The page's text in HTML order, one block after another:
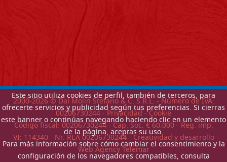
Este sitio utiliza cookies de perfil, también de terceros, para
ofrecerte servicios y publicidad según tus preferencias. Si cierras
este banner o continúas navegando haciendo clic en un elemento
de la página, aceptas su uso.
Para más información sobre cómo cambiar el consentimiento y la
configuración de los navegadores compatibles, consulta
2000-2026© Dal Molin Stefano & C. S.R.L. - Número de IVA:
00206730244 -Privacidad-Cookie
Código fiscal: 00206730244 - Cap. Soc. € 60.000 - Reg. imp.
VI: 114340 - Nr. REA 00206730244 - Creatividad y desarrollo
Web Agency Telemar